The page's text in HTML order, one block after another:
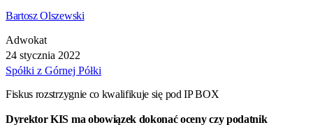
Bartosz Olszewski
Adwokat
24 stycznia 2022
Spółki z Górnej Półki
Fiskus rozstrzygnie co kwalifikuje się pod IP BOX
Dyrektor KIS ma obowiązek dokonać oceny czy podatnik